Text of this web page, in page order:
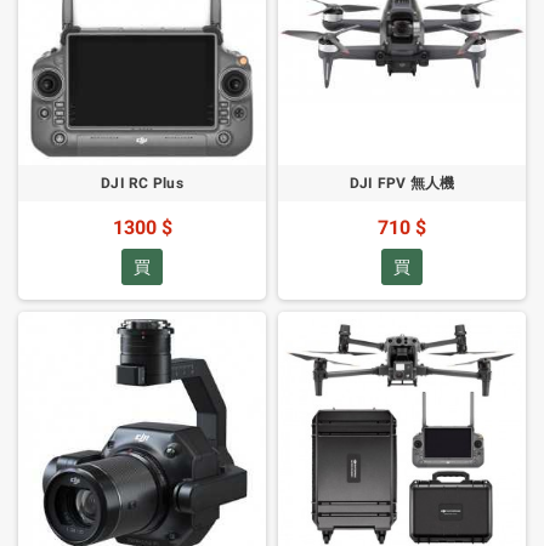
DJI RC Plus
1300 $
買
DJI FPV 無人機
710 $
買